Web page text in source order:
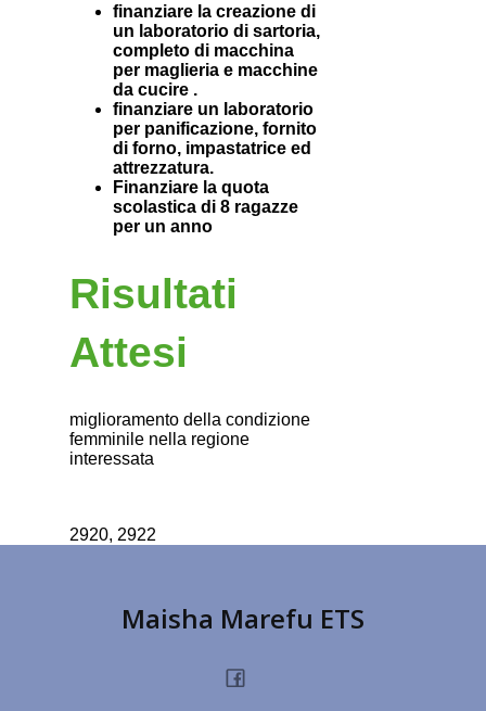
finanziare la creazione di
un laboratorio di sartoria,
completo di macchina
per maglieria e macchine
da cucire .
finanziare un laboratorio
per panificazione, fornito
di forno, impastatrice ed
attrezzatura.
Finanziare la quota
scolastica di 8 ragazze
per un anno
Risultati
Attesi
miglioramento della condizione
femminile nella regione
interessata
2920, 2922
Maisha Marefu ETS